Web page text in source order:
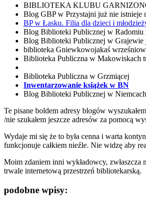
BIBLIOTEKA KLUBU
Blog GBP w Przystajni już nie istnieje
BP w Łasku. Filia dla dzieci i
Blog Biblioteki Publicznej w Radomiu
Blog Biblioteki Publicznej w Grajewie
biblioteka Gniewkowojakaś
Biblioteka Publiczna w Makowiskach
Biblioteka Publiczna w Grzmiącej
Inwentarzowanie książek w BN
Blog Biblioteki Publicznej w
Te pisane boldem adresy blogów
/nie szukałem jeszcze adresów za pomocą
Wydaje mi się że to była cenna i warta
funkcjonuje całkiem nieźle. Nie widzę aby
Moim zdaniem inni wykładowcy, zwłaszcza
trwale internetową przestrzeń bibliotekarską.
podobne wpisy: